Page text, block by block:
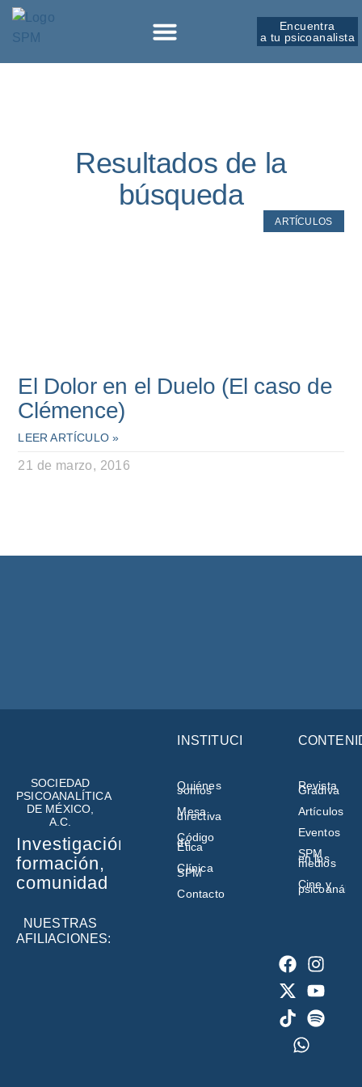
Encuentra
a tu psicoanalista
Resultados de la
búsqueda
ARTÍCULOS
El Dolor en el Duelo (El caso de
Clémence)
LEER ARTÍCULO »
21 de marzo, 2016
SOCIEDAD
PSICOANALÍTICA
DE MÉXICO,
A.C.
Investigación,
formación,
comunidad
NUESTRAS
AFILIACIONES:
INSTITUCIÓN
Quiénes
somos
Mesa
directiva
Código
de
Ética
Clínica
SPM
Contacto
Revista
Gradiva
Artículos
Eventos
SPM
en los
medios
Cine y